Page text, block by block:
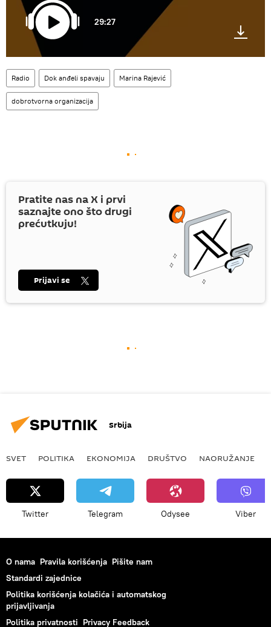
29:27
Radio Dok anđeli spavaju Marina Rajević
dobrotvorna organizacija
Pratite nas naX i prvi
saznajte ono što drugi
prećutkuju!
Prijavi se
Srbija
SVET POLITIKA EKONOMIJA DRUŠTVO NAORUŽANJE
Twitter Telegram Odysee Viber
O nama Pravila korišćenja Pišite nam
Standardi zajednice
Politika korišćenja kolačića i automatskog
prijavljivanja
Politika privatnosti Privacy Feedback